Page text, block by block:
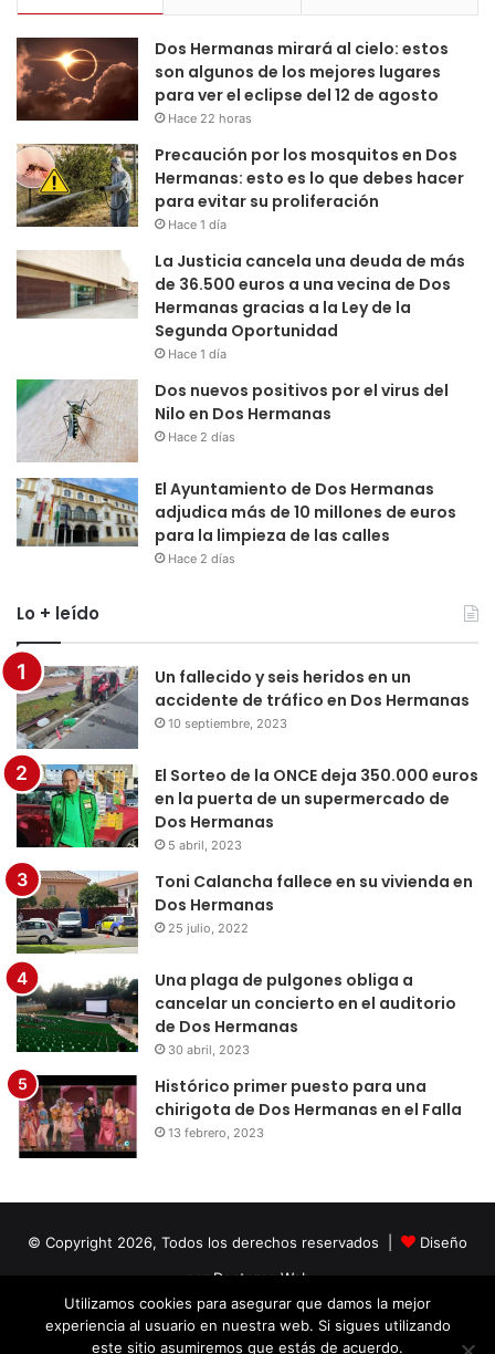
Dos Hermanas mirará al cielo: estos
son algunos de los mejores lugares
para ver el eclipse del 12 de agosto
Hace 22 horas
Precaución por los mosquitos en Dos
Hermanas: esto es lo que debes hacer
para evitar su proliferación
Hace 1 día
La Justicia cancela una deuda de más
de 36.500 euros a una vecina de Dos
Hermanas gracias a la Ley de la
Segunda Oportunidad
Hace 1 día
Dos nuevos positivos por el virus del
Nilo en Dos Hermanas
Hace 2 días
El Ayuntamiento de Dos Hermanas
adjudica más de 10 millones de euros
para la limpieza de las calles
Hace 2 días
Lo + leído
Un fallecido y seis heridos en un
accidente de tráfico en Dos Hermanas
10 septiembre, 2023
El Sorteo de la ONCE deja 350.000 euros
en la puerta de un supermercado de
Dos Hermanas
5 abril, 2023
Toni Calancha fallece en su vivienda en
Dos Hermanas
25 julio, 2022
Una plaga de pulgones obliga a
cancelar un concierto en el auditorio
de Dos Hermanas
30 abril, 2023
Histórico primer puesto para una
chirigota de Dos Hermanas en el Falla
13 febrero, 2023
© Copyright 2026, Todos los derechos reservados |
Diseño
por Doctores Web
Facebook
TwitterLinkedInYouTubeInstagram
Utilizamos cookies para asegurar que damos la mejor
experiencia al usuario en nuestra web. Si sigues utilizando
este sitio asumiremos que estás de acuerdo.